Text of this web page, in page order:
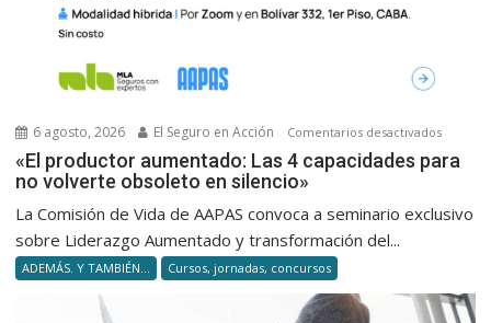
6 agosto, 2026 El Seguro en Acción Comentarios desactivadosen
«El
para
«El productor aumentado: Las 4 capacidades para
no volverte obsoleto en silencio»
La Comisión de Vida de AAPAS convoca a seminario exclusivo
sobre Liderazgo Aumentado y transformación del...
ADEMÁS. Y TAMBIÉN... Cursos, jornadas, concursos